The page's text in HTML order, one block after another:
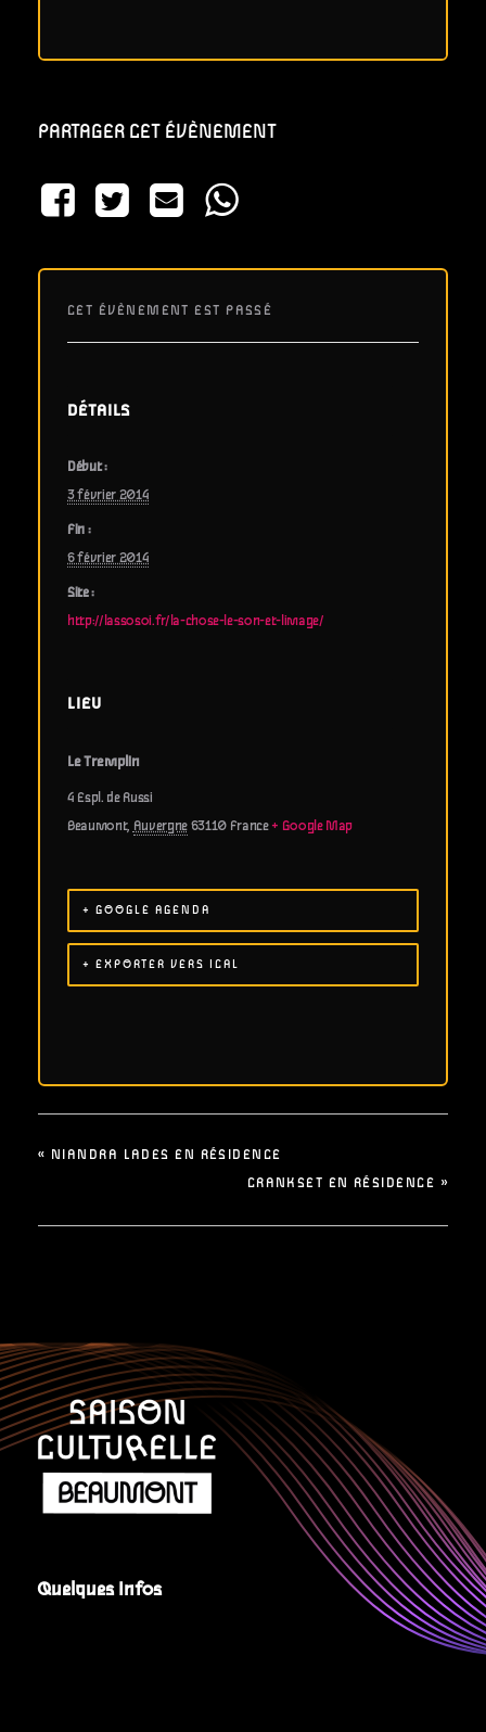
PARTAGER CET ÉVÈNEMENT
CET ÉVÈNEMENT EST PASSÉ
DÉTAILS
Début :
3 février 2014
Fin :
6 février 2014
Site :
http://lassosoi.fr/la-chose-le-son-et-limage/
LIEU
Le Tremplin
4 Espl. de Russi
Beaumont, Auvergne 63110 France + Google Map
+ GOOGLE AGENDA
+ EXPORTER VERS ICAL
« NIANDRA LADES EN RÉSIDENCE
CRANKSET EN RÉSIDENCE »
Quelques Infos